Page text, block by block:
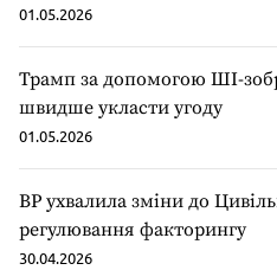
01.05.2026
Трамп за допомогою ШІ-
швидше укласти угоду
01.05.2026
ВР ухвалила зміни до
регулювання факторингу
30.04.2026